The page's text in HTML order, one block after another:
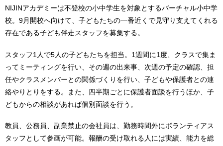
NIJINアカデミーは不登校の小中学生を対象とするバーチャル小中学
校。9月開校へ向けて、子どもたちの一番近くで見守り支えてくれる
存在である子ども伴走スタッフを募集する。
スタッフ1人で5人の子どもたちを担当。1週間に1度、クラスで集ま
ってミーティングを行い、その週の出来事、次週の予定の確認、担
任やクラスメンバーとの関係づくりを行い、子どもや保護者との連
絡やりとりをする。また、四半期ごとに保護者面談を行うほか、子
どもからの相談があれば個別面談を行う。
教員、公務員、副業禁止の会社員は、勤務時間外にボランティアス
タッフとして参画が可能。報酬の受け取れる人には実績、能力を総